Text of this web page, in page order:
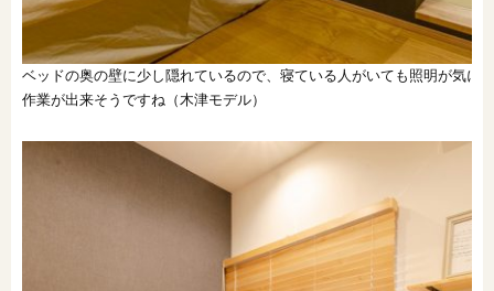
ベッドの奥の壁に少し隠れているので、寝ている人がいても照明が気に
作業が出来そうですね（木津モデル）